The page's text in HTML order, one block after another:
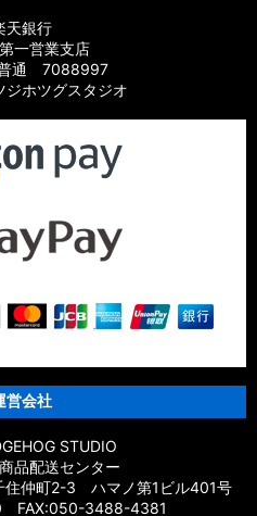
天銀行
一営業支店
普通 7088997
ジホツグスタジオ
会社
STUDIO
品配送センター
仲町2-3 ハマノ第1ビル401号
FAX:050-3488-4381